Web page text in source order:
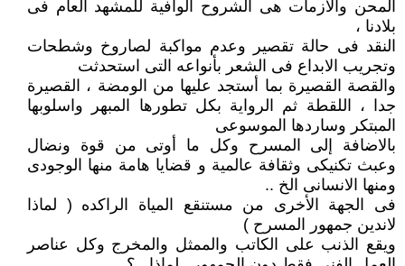
المحن والأزمات هى الشروح الوافية للمشهد العام فى
بلادنا ،
النقد فى حالة تقصير وعدم مواكبة لصاروخ وشطحات
وتجريب الابداع فى الشعر بأنواعه التى استحدثت
والقصة القصيرة بما أستجد عليها من الومضة ، القصيرة
جدا ، اللقطة ثم الرواية بكل تطورها المبهر واسلوبها
المبتكر وساردها الموسوعى
بالاضافة إلى المسرح وكل ما أوتى من قوة ونضال
وعبث تكنيكى وثقافة عالمية و قضايا هامة منها الوجودى
ومنها الانسانى الخ ..
فى الجهة الأخرى من مستنقع المياة الراكده ( لماذا
لاندين جمهور المسرح )
ويقع الذنب على الكاتب والممثل والمخرج وكل عناصر